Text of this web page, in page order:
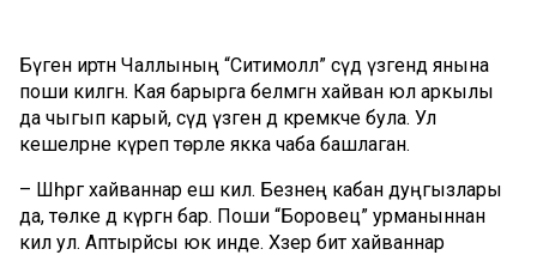
Бүген иртән Чаллының “Ситимолл” сәүдә үзәгендә янына
поши килгән. Кая барырга белмәгән хайван юл аркылы
да чыгып карый, сәүдә үзәгенә дә кремәкче була. Ул
кешеләрне күреп төрле якка чаба башлаган.
– Шәһәргә хайваннар еш килә. Безнең кабан дуңгызлары
да, төлке дә күргән бар. Поши “Боровец” урманыннан
килә ул. Аптырйсы юк инде. Хәзер бит хайваннар